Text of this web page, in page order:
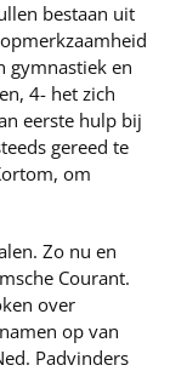
bestaan uit
gymnastiek en
4- het zich
eerste hulp bij
gereed te
om
Zo nu en
Courant.
over
op van
Padvinders